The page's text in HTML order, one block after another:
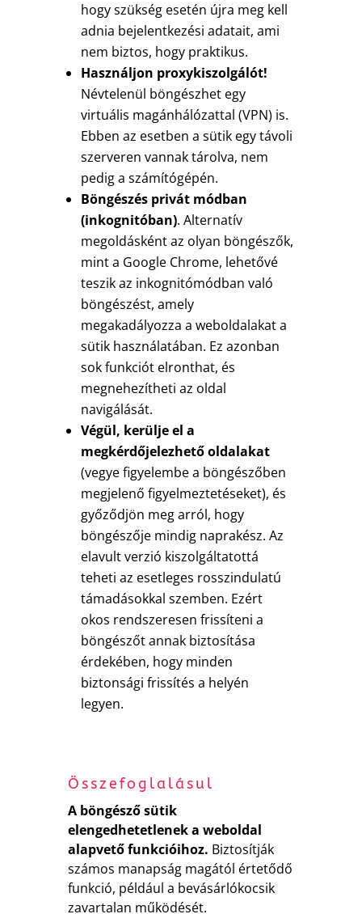
hogy szükség esetén újra meg kell
adnia bejelentkezési adatait, ami
nem biztos, hogy praktikus.
Használjon proxykiszolgálót!
Névtelenül böngészhet egy
virtuális magánhálózattal (VPN) is.
Ebben az esetben a sütik egy távoli
szerveren vannak tárolva, nem
pedig a számítógépén.
Böngészés privát módban
(inkognitóban). Alternatív
megoldásként az olyan böngészők,
mint a Google Chrome, lehetővé
teszik az inkognitómódban való
böngészést, amely
megakadályozza a weboldalakat a
sütik használatában. Ez azonban
sok funkciót elronthat, és
megnehezítheti az oldal
navigálását.
Végül, kerülje el a
megkérdőjelezhető oldalakat
(vegye figyelembe a böngészőben
megjelenő figyelmeztetéseket), és
győződjön meg arról, hogy
böngészője mindig naprakész. Az
elavult verzió kiszolgáltatottá
teheti az esetleges rosszindulatú
támadásokkal szemben. Ezért
okos rendszeresen frissíteni a
böngészőt annak biztosítása
érdekében, hogy minden
biztonsági frissítés a helyén
legyen.
Összefoglalásul
A böngésző sütik
elengedhetetlenek a weboldal
alapvető funkcióihoz. Biztosítják
számos manapság magától értetődő
funkció, például a bevásárlókocsik
zavartalan működését.